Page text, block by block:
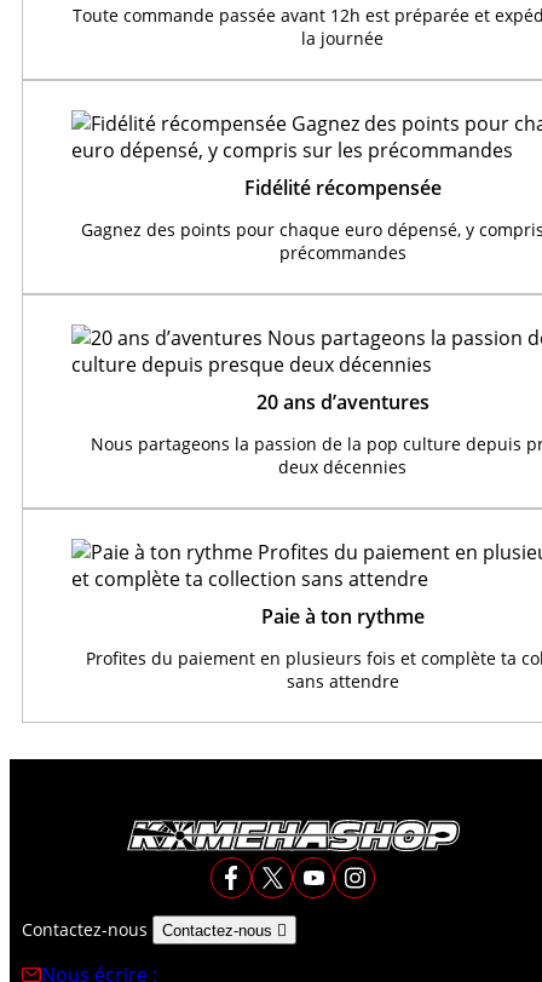
Toute commande passée avant 12h est préparée et
la journée
Fidélité récompensée
Gagnez des points pour chaque euro dépensé, y
précommandes
20 ans d’aventures
Nous partageons la passion de la pop culture depuis
deux décennies
Paie à ton rythme
Profites du paiement en plusieurs fois et complète ta
sans attendre
Contactez-nous Contactez-nous 
Nous écrire :